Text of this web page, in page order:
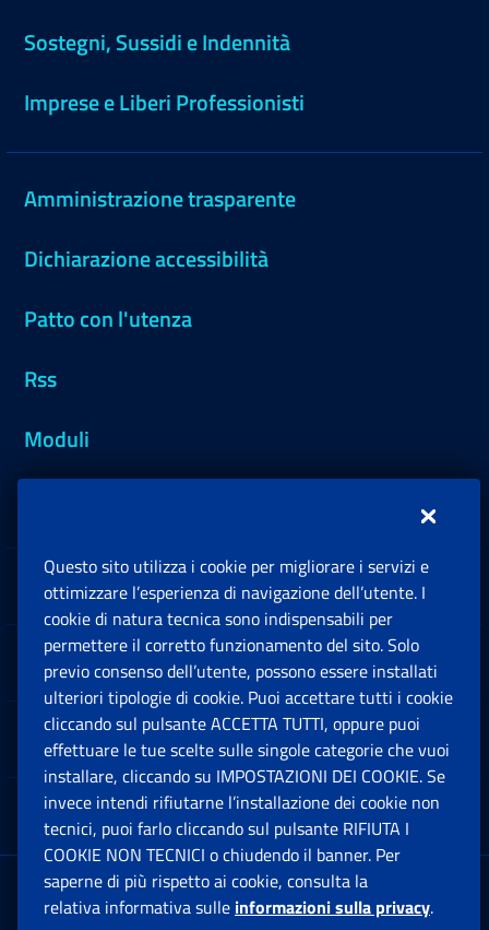
Sostegni, Sussidi e Indennità
Imprese e Liberi Professionisti
Amministrazione trasparente
Dichiarazione accessibilità
Patto con l'utenza
Rss
Moduli
Sedi e Contatti
Software
Note Legali
App mobile
Sede Legale : Via Ciro il Grande, 21
00144 Roma
Questo sito utilizza i cookie per migliorare i servizi e
ottimizzare l’esperienza di navigazione dell’utente. I
cookie di natura tecnica sono indispensabili per
permettere il corretto funzionamento del sito. Solo
previo consenso dell’utente, possono essere installati
ulteriori tipologie di cookie. Puoi accettare tutti i cookie
cliccando sul pulsante ACCETTA TUTTI, oppure puoi
effettuare le tue scelte sulle singole categorie che vuoi
installare, cliccando su IMPOSTAZIONI DEI COOKIE. Se
invece intendi rifiutarne l’installazione dei cookie non
tecnici, puoi farlo cliccando sul pulsante RIFIUTA I
COOKIE NON TECNICI o chiudendo il banner. Per
saperne di più rispetto ai cookie, consulta la
relativa informativa sulle informazioni sulla privacy.